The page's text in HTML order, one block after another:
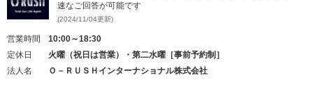
速なご回答が可能です
(2024/11/04更新)
営業時間
10:00～18:30
定休日
火曜（祝日は営業）・第二水曜［事前予約制］
法人名
Ｏ－ＲＵＳＨインターナショナル株式会社